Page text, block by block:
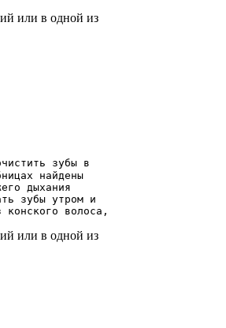
или в одной из
зубы в
найдены
дыхания
зубы утром и
волоса,
или в одной из